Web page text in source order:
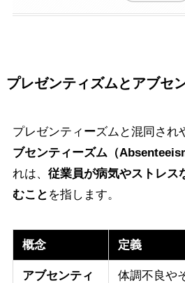
プレゼンティズムとアブセ
プレゼンティ ーズムと混同され
ブセンティーズム（
れは、 従業員が病気やストレス
むこと を指します。
概念 定義
アブセンティ
体調不良や